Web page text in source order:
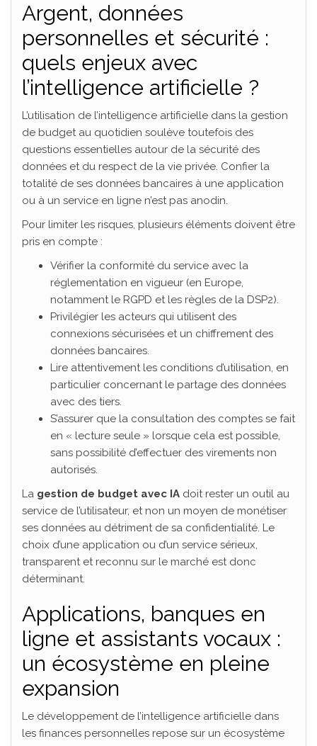
Argent, données
personnelles et sécurité :
quels enjeux avec
l’intelligence artificielle ?
L’utilisation de l’intelligence artificielle dans la gestion
de budget au quotidien soulève toutefois des
questions essentielles autour de la sécurité des
données et du respect de la vie privée. Confier la
totalité de ses données bancaires à une application
ou à un service en ligne n’est pas anodin.
Pour limiter les risques, plusieurs éléments doivent être
pris en compte :
Vérifier la conformité du service avec la
réglementation en vigueur (en Europe,
notamment le RGPD et les règles de la DSP2).
Privilégier les acteurs qui utilisent des
connexions sécurisées et un chiffrement des
données bancaires.
Lire attentivement les conditions d’utilisation, en
particulier concernant le partage des données
avec des tiers.
S’assurer que la consultation des comptes se fait
en « lecture seule » lorsque cela est possible,
sans possibilité d’effectuer des virements non
autorisés.
La gestion de budget avec IA doit rester un outil au
service de l’utilisateur, et non un moyen de monétiser
ses données au détriment de sa confidentialité. Le
choix d’une application ou d’un service sérieux,
transparent et reconnu sur le marché est donc
déterminant.
Applications, banques en
ligne et assistants vocaux :
un écosystème en pleine
expansion
Le développement de l’intelligence artificielle dans
les finances personnelles repose sur un écosystème